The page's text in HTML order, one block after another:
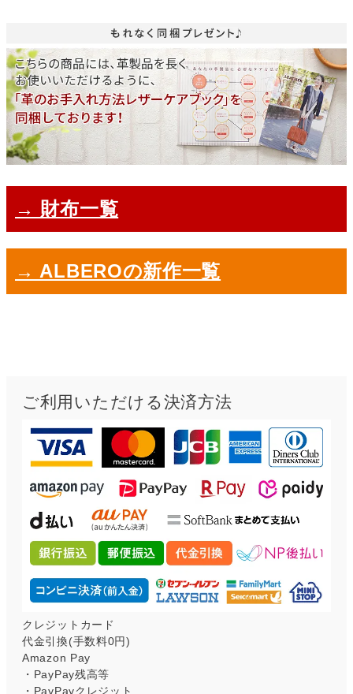
→ 財布一覧
→ ALBEROの新作一覧
ご利用いただける決済方法
クレジットカード
代金引換(手数料0円)
Amazon Pay
・PayPay残高等
・PayPayクレジット